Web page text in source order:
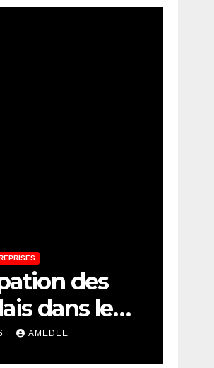
des
dans le
des
minières :
AMEDEE